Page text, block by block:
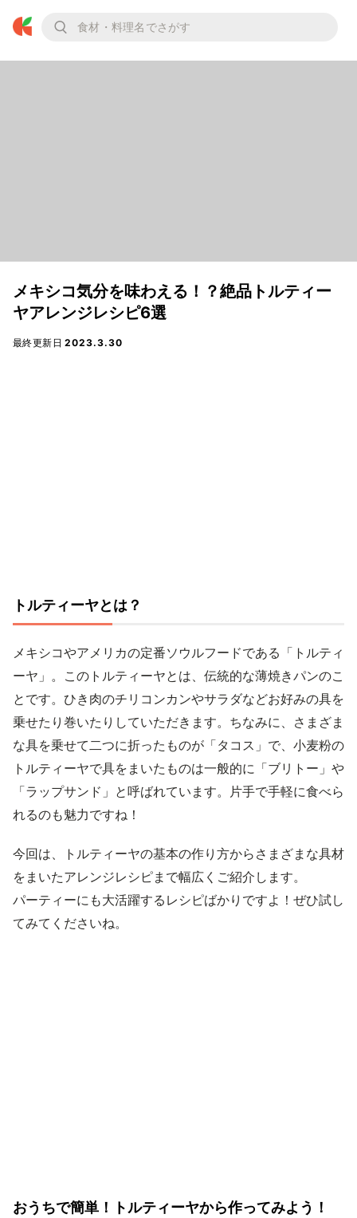
メキシコ気分を味わえる！？絶品トルティー
ヤアレンジレシピ6選
最終更新日2023.3.30
トルティーヤとは？
メキシコやアメリカの定番ソウルフードである「トルティ
ーヤ」。このトルティーヤとは、伝統的な薄焼きパンのこ
とです。ひき肉のチリコンカンやサラダなどお好みの具を
乗せたり巻いたりしていただきます。ちなみに、さまざま
な具を乗せて二つに折ったものが「タコス」で、小麦粉の
トルティーヤで具をまいたものは一般的に「ブリトー」や
「ラップサンド」と呼ばれています。片手で手軽に食べら
れるのも魅力ですね！
今回は、トルティーヤの基本の作り方からさまざまな具材
をまいたアレンジレシピまで幅広くご紹介します。
パーティーにも大活躍するレシピばかりですよ！ぜひ試し
てみてくださいね。
おうちで簡単！トルティーヤから作ってみよう！